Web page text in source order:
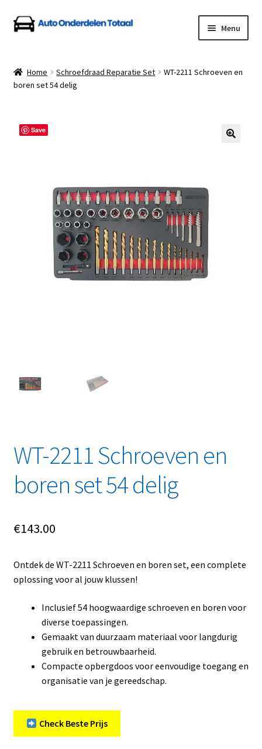
Ga
door
navigatie
Ga
naar
inhoud
Menu
Algemene Voorwaarden
Klantenservice
Linkpartners
Videos
Winkelwagen
Home Schroefdraad Reparatie Set
WT-2211 Schroeven en
boren set 54 delig
Save
WT-2211 Schroeven en
boren set 54 delig
€143.00
Ontdek de WT-2211 Schroeven en boren set, een complete
oplossing voor al jouw klussen!
Inclusief 54 hoogwaardige schroeven en boren voor
diverse toepassingen.
Gemaakt van duurzaam materiaal voor langdurig
gebruik en betrouwbaarheid.
Compacte opbergdoos voor eenvoudige toegang en
organisatie van je gereedschap.
Check Beste Prijs